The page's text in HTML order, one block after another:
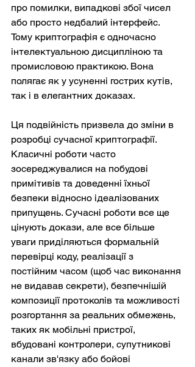
про помилки, випадкові збої чисел
або просто недбалий інтерфейс.
Тому криптографія є одночасно
інтелектуальною дисципліною та
промисловою практикою. Вона
полягає як у усуненні гострих кутів,
так і в елегантних доказах.
Ця подвійність призвела до зміни в
розробці сучасної криптографії.
Класичні роботи часто
зосереджувалися на побудові
примітивів та доведенні їхньої
безпеки відносно ідеалізованих
припущень. Сучасні роботи все ще
цінують докази, але все більше
уваги приділяються формальній
перевірці коду, реалізації з
постійним часом (щоб час виконання
не видавав секрети), безпечнішій
композиції протоколів та можливості
розгортання за реальних обмежень,
таких як мобільні пристрої,
вбудовані контролери, супутникові
канали зв'язку або бойові